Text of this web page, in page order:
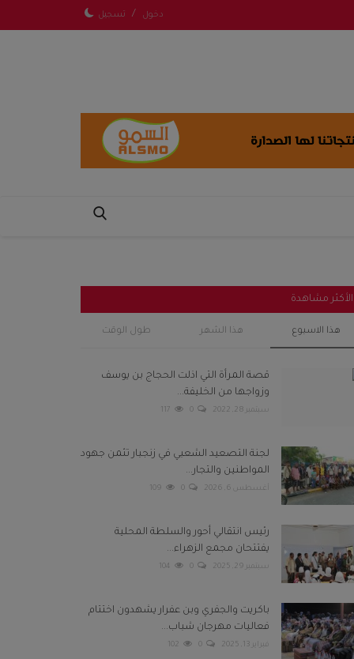
دخول / تسجيل
الأكثر مشاهدة
هذا الاسبوع هذا الشهر طول الوقت
قصة المرأة التي اذلت الحجاج بن يوسف
وزواجها من الخليفة...
سبتمبر 28, 2022 0
117
لجنة التصعيد الشعبي في زنجبار تثمن جهود
المواطنين والتجار...
أغسطس 6, 2026 0
109
رئيس انتقالي أحور والسلطة المحلية
يفتتحان مجمع الزهراء...
سبتمبر 29, 2025 0
104
باكريت والجفري وبن عفرار يشهدون اختتام
فعاليات مهرجان شباب...
فبراير 13, 2025 0
102